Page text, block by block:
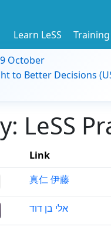
Learn LeSS Training
October
to Better Decisions
LeSS
Link
真仁 伊藤
אלי בן דוד